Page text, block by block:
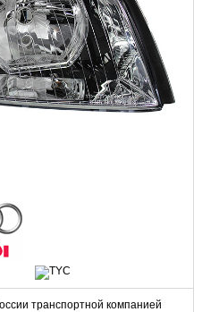
транспортной компанией